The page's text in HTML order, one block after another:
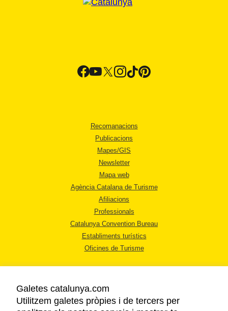
Recomanacions
Publicacions
Mapes/GIS
Newsletter
Mapa web
Agència Catalana de Turisme
Afiliacions
Professionals
Catalunya Convention Bureau
Establiments turístics
Oficines de Turisme
Galetes catalunya.com
Utilitzem galetes pròpies i de tercers per